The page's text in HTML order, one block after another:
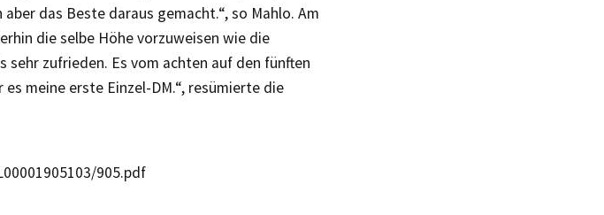
das Beste daraus gemacht.“, so Mahlo. Am
die selbe Höhe vorzuweisen wie die
zufrieden. Es vom achten auf den fünften
meine erste Einzel-DM.“, resümierte die
905.pdf